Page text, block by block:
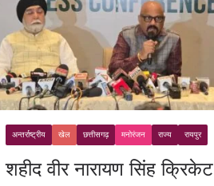
अन्तर्राष्ट्रीय खेल छत्तीसगढ़ मनोरंजन राज्य रायपुर
शहीद वीर नारायण सिंह क्रिकेट